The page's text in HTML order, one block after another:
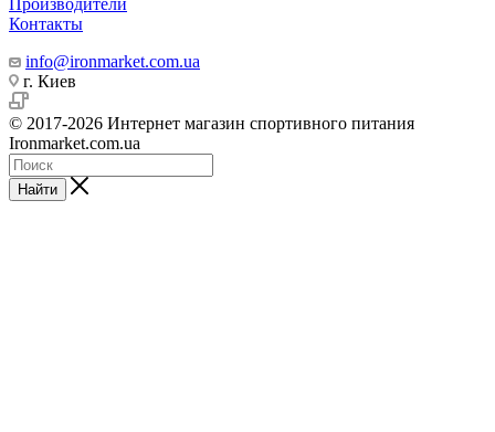
Контакты
info@ironmarket.com.ua
г. Киев
© 2017-2026 Интернет магазин спортивного питания
Ironmarket.com.ua
Найти